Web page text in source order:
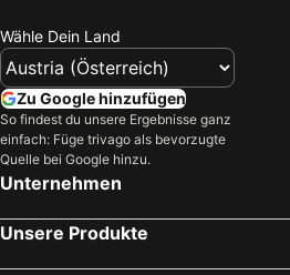
Hotel Villa Letizia
Hotel Bella Lazise
Du Lac et Du Parc Grand Resort
Hotel Ca' Serena
TH Lazise - Hotel Parchi del Garda
Astoria Resort
Hotel 4 Stagioni Sensus Spa
Wähle Dein Land
Zu Google hinzufügen
So findest du unsere Ergebnisse ganz
einfach: Füge trivago als bevorzugte
Quelle bei Google hinzu.
Unternehmen
Unsere Produkte